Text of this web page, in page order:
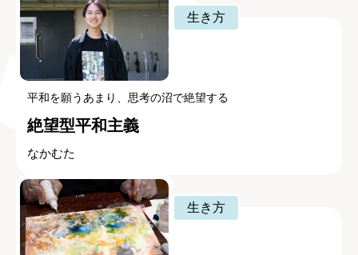
生き方
平和を願うあまり、思考の沼で絶望する
絶望型平和主義
なかむた
生き方